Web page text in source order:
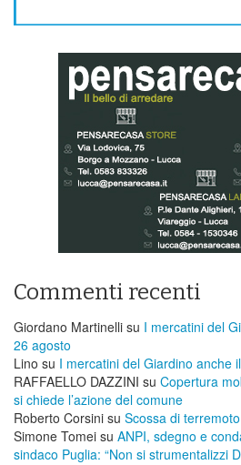
Commenti recenti
Giordano Martinelli su I mercatini del
26 agosto
Lino su I mercatini del Giardino anche
RAFFAELLO DAZZINI su ​Copertura
si chiede l’azione del comune
Roberto Corsini su Scossa di terremoto
Simone Tomei su ANPI, sdegno e
sindaco Puglia: “Non si strumentalizzi